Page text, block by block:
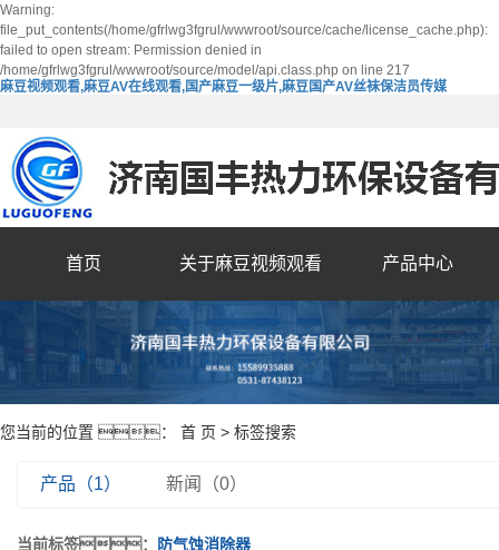
Warning:
file_put_contents(/home/gfrlwg3fgrul/wwwroot/source/cache/license_cache.php):
failed to open stream: Permission denied in
/home/gfrlwg3fgrul/wwwroot/source/model/api.class.php on line 217
麻豆视频观看,麻豆AV在线观看,国产麻豆一级片,麻豆国产AV丝袜保洁员传媒
首页 关于麻豆视频观看 产品中心
您当前的位置 ： 首 页 > 标签搜索
产品（1） 新闻（0）
当前标签： 防气蚀消除器